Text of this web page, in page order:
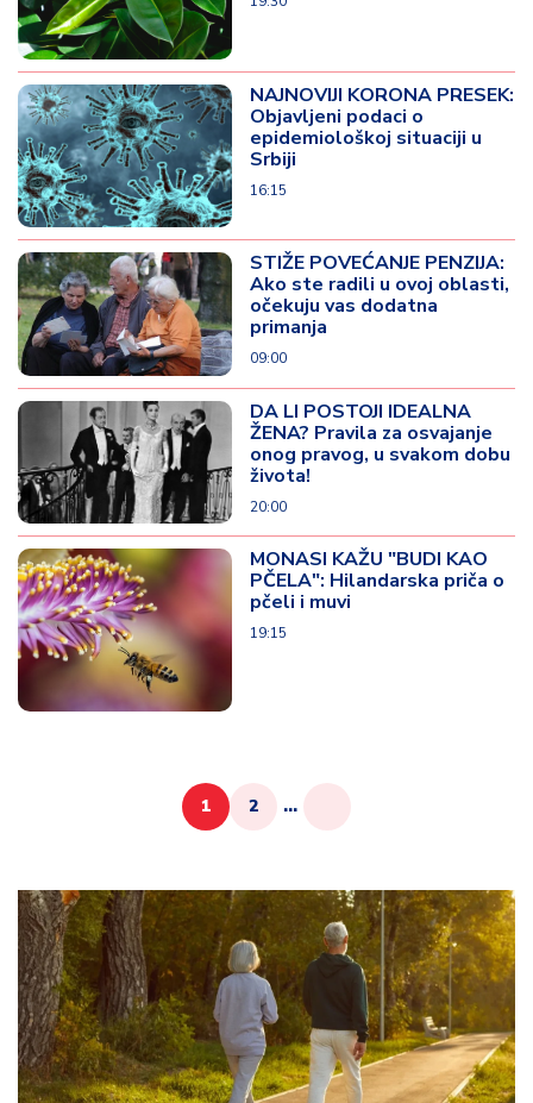
NAJNOVIJI KORONA PRESEK:
Objavljeni podaci o
epidemiološkoj situaciji u
Srbiji
16:15
STIŽE POVEĆANJE PENZIJA:
Ako ste radili u ovoj oblasti,
očekuju vas dodatna
primanja
09:00
DA LI POSTOJI IDEALNA
ŽENA? Pravila za osvajanje
onog pravog, u svakom dobu
života!
20:00
MONASI KAŽU "BUDI KAO
PČELA": Hilandarska priča o
pčeli i muvi
19:15
1 2 ...